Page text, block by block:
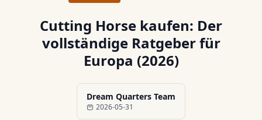
Cutting Horse kaufen: Der
vollständige Ratgeber für
Europa (2026)
Dream Quarters Team
2026-05-31